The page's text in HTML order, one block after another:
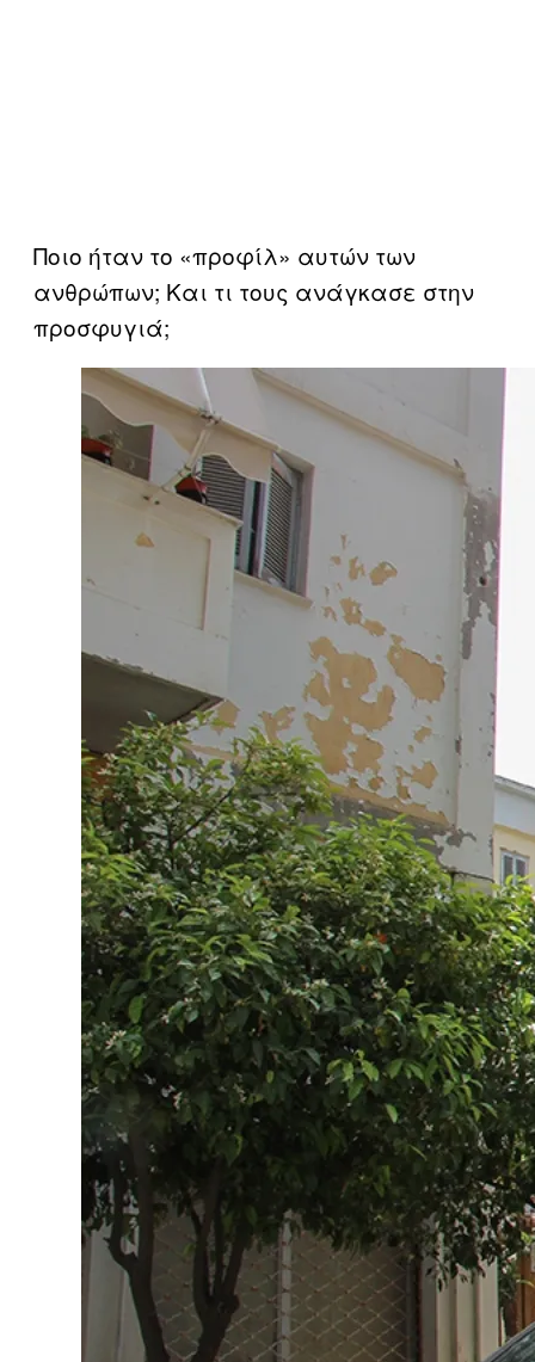
Ποιο ήταν το «προφίλ» αυτών των
ανθρώπων; Και τι τους ανάγκασε στην
προσφυγιά;